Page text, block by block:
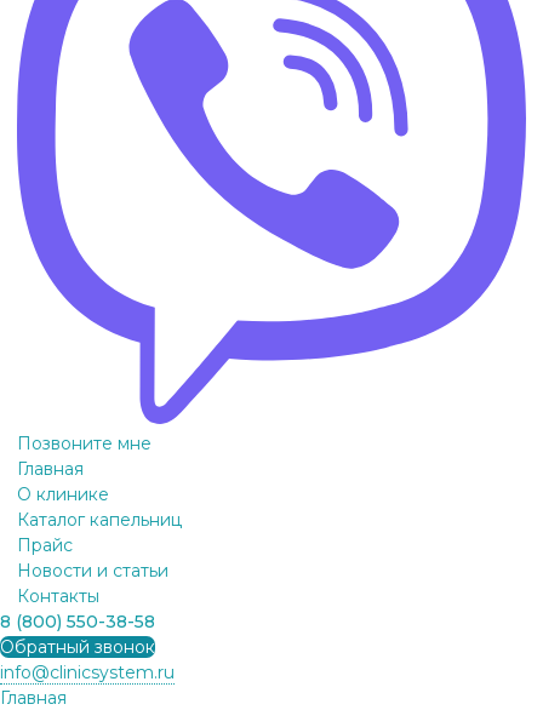
Позвоните мне
Главная
О клинике
Каталог капельниц
Прайс
Новости и статьи
Контакты
8 (800) 550-38-58
Обратный звонок
info@clinicsystem.ru
Главная